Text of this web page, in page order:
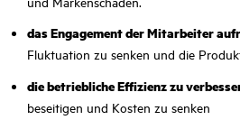
das Engagement der Mitarbeiter
Fluktuation zu senken und die
die betriebliche Effizienz zu
beseitigen und Kosten zu senken